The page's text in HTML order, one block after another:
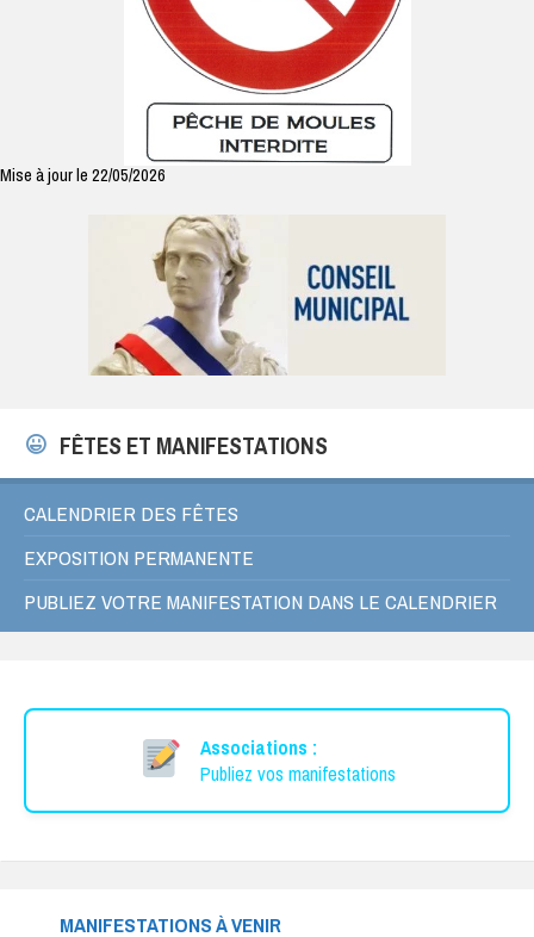
Mise à jour le 22/05/2026
FÊTES ET MANIFESTATIONS
CALENDRIER DES FÊTES
EXPOSITION PERMANENTE
PUBLIEZ VOTRE MANIFESTATION DANS LE CALENDRIER
Associations :
Publiez vos manifestations
MANIFESTATIONS À VENIR